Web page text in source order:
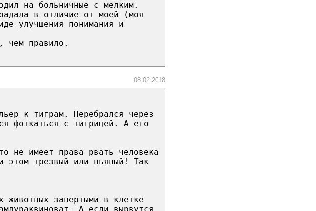
на больничные с мелким.
в отличие от моей (моя
улучшения понимания и
чем правило.
08.02.2018
к тиграм. Перебрался через
фоткаться с тигрицей. А его
не имеет права рвать человека
этом трезвый или пьяный! Так
животных запертыми в клетке
А если вырвутся